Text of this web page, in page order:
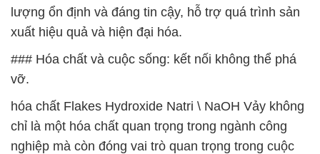
lượng ổn định và đáng tin cậy, hỗ trợ quá trình sản
xuất hiệu quả và hiện đại hóa.
### Hóa chất và cuộc sống: kết nối không thể phá
vỡ.
hóa chất Flakes Hydroxide Natri \ NaOH Vảy không
chỉ là một hóa chất quan trọng trong ngành công
nghiệp mà còn đóng vai trò quan trọng trong cuộc